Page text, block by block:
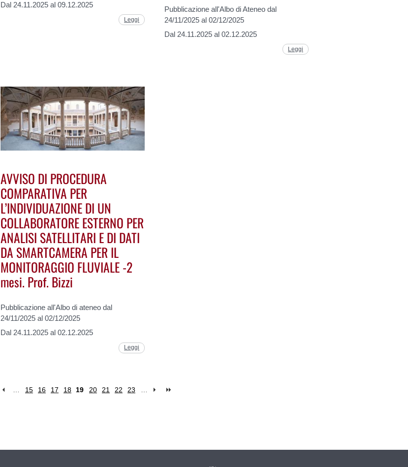
Dal 24.11.2025 al 09.12.2025
Leggi
Pubblicazione all'Albo di Ateneo dal
24/11/2025 al 02/12/2025
Dal 24.11.2025 al 02.12.2025
Leggi
AVVISO DI PROCEDURA
COMPARATIVA PER
L’INDIVIDUAZIONE DI UN
COLLABORATORE ESTERNO PER
ANALISI SATELLITARI E DI DATI
DA SMARTCAMERA PER IL
MONITORAGGIO FLUVIALE -2
mesi. Prof. Bizzi
Pubblicazione all'Albo di ateneo dal
24/11/2025 al 02/12/2025
Dal 24.11.2025 al 02.12.2025
Leggi
15 16 17 18 19 20 21 22 23